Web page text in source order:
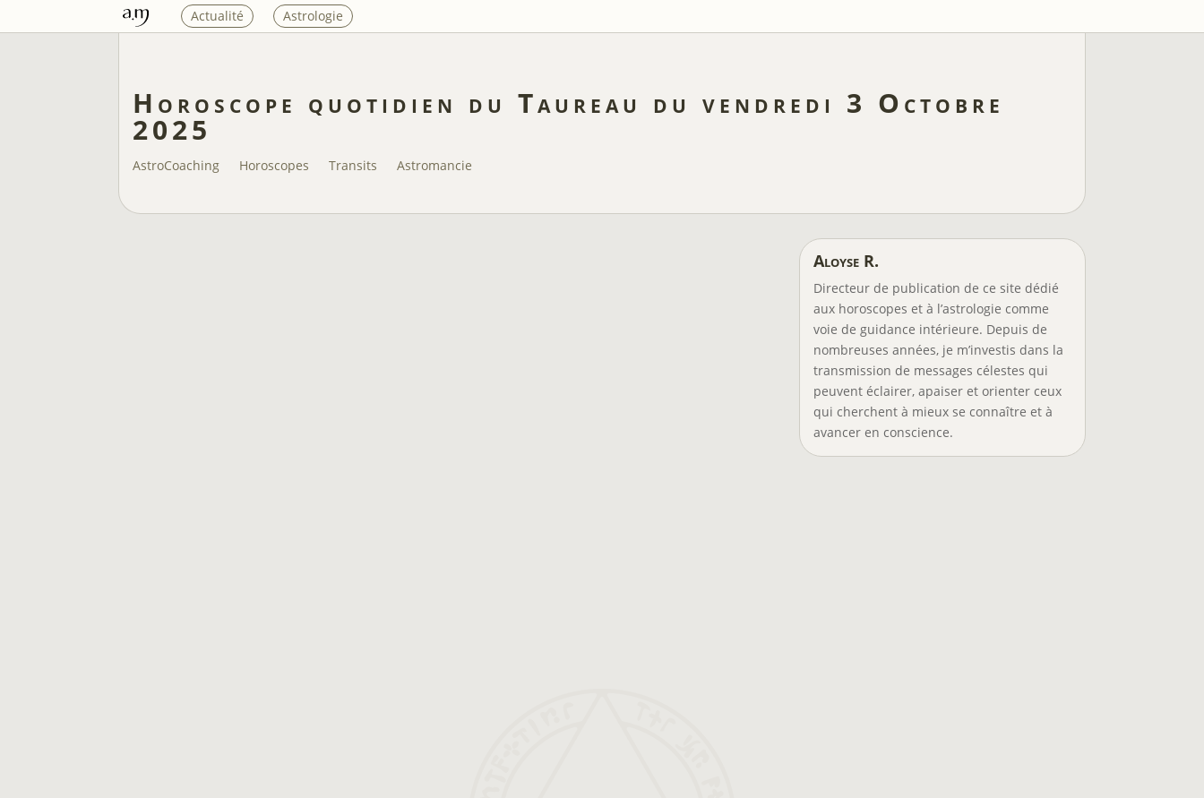
Actualité Astrologie
Horoscope quotidien du Taureau du vendredi 3 Octobre
2025
AstroCoaching Horoscopes Transits Astromancie
Aloyse R.
Directeur de publication de ce site dédié
aux horoscopes et à l’astrologie comme
voie de guidance intérieure. Depuis de
nombreuses années, je m’investis dans la
transmission de messages célestes qui
peuvent éclairer, apaiser et orienter ceux
qui cherchent à mieux se connaître et à
avancer en conscience.